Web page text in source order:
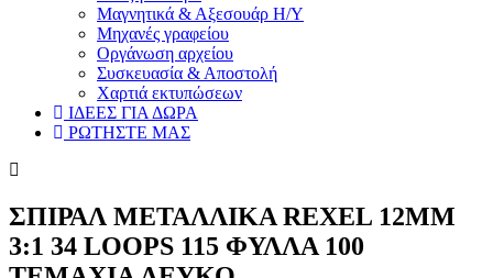
Μαγνητικά & Αξεσουάρ Η/Υ
Μηχανές γραφείου
Οργάνωση αρχείου
Συσκευασία & Αποστολή
Χαρτιά εκτυπώσεων
ΙΔΕΕΣ ΓΙΑ ΔΩΡΑ
ΡΩΤΗΣΤΕ ΜΑΣ
ΣΠΙΡΑΛ ΜΕΤΑΛΛΙΚΑ REXEL 12MM
3:1 34 LOOPS 115 ΦΥΛΛΑ 100